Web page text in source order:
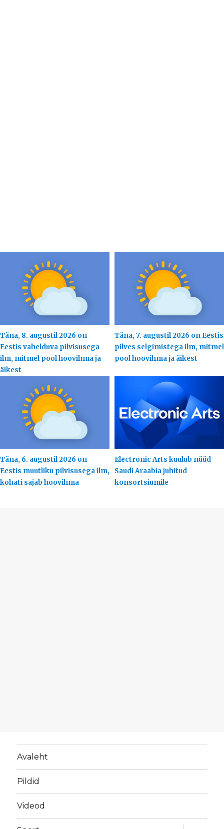
Täna, 8. augustil 2026 on
Eestis vahelduva pilvisusega
ilm, mitmel pool hoovihma ja
äikest
Täna, 7. augustil 2026 on Eestis
pilves selgimistega ilm, mitmel
pool hoovihma ja äikest
Täna, 6. augustil 2026 on
Eestis muutliku pilvisusega ilm,
kohati sajab hoovihma
Electronic Arts kuulub nüüd
Saudi Araabia juhitud
konsortsiumile
Avaleht
Pildid
Videod